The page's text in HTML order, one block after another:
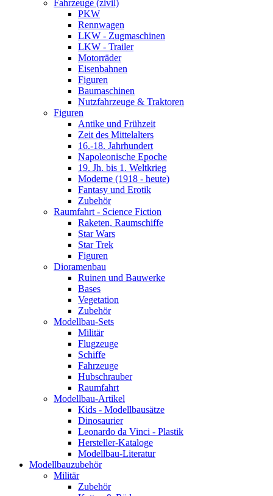
Fahrzeuge (zivil)
PKW
Rennwagen
LKW - Zugmaschinen
LKW - Trailer
Motorräder
Eisenbahnen
Figuren
Baumaschinen
Nutzfahrzeuge & Traktoren
Figuren
Antike und Frühzeit
Zeit des Mittelalters
16.-18. Jahrhundert
Napoleonische Epoche
19. Jh. bis 1. Weltkrieg
Moderne (1918 - heute)
Fantasy und Erotik
Zubehör
Raumfahrt - Science Fiction
Raketen, Raumschiffe
Star Wars
Star Trek
Figuren
Dioramenbau
Ruinen und Bauwerke
Bases
Vegetation
Zubehör
Modellbau-Sets
Militär
Flugzeuge
Schiffe
Fahrzeuge
Hubschrauber
Raumfahrt
Modellbau-Artikel
Kids - Modellbausätze
Dinosaurier
Leonardo da Vinci - Plastik
Hersteller-Kataloge
Modellbau-Literatur
Modellbauzubehör
Militär
Zubehör